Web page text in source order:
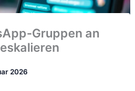
Gruppen an
2026